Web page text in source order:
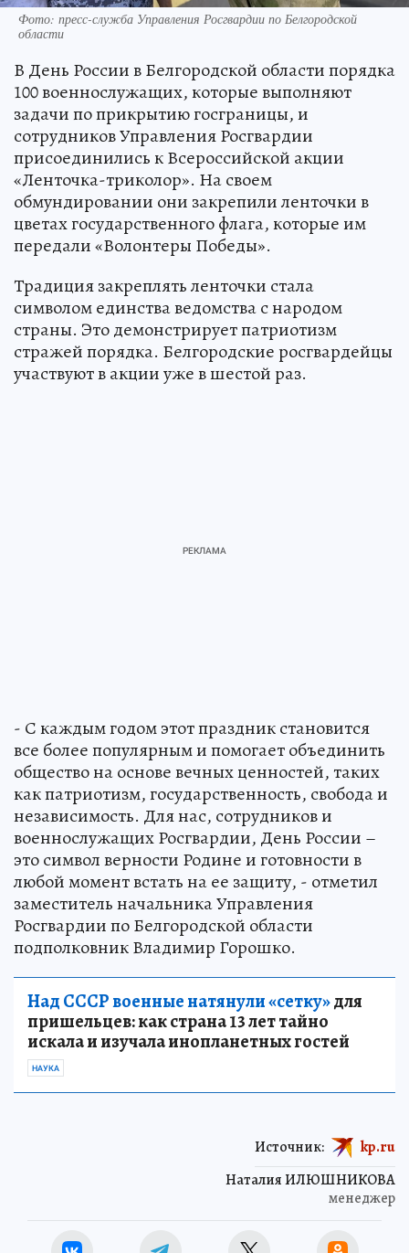
Фото: пресс-служба Управления Росгвардии по Белгородской
области
В День России в Белгородской области порядка
100 военнослужащих, которые выполняют
задачи по прикрытию госграницы, и
сотрудников Управления Росгвардии
присоединились к Всероссийской акции
«Ленточка-триколор». На своем
обмундировании они закрепили ленточки в
цветах государственного флага, которые им
передали «Волонтеры Победы».
Традиция закреплять ленточки стала
символом единства ведомства с народом
страны. Это демонстрирует патриотизм
стражей порядка. Белгородские росгвардейцы
участвуют в акции уже в шестой раз.
- С каждым годом этот праздник становится
все более популярным и помогает объединить
общество на основе вечных ценностей, таких
как патриотизм, государственность, свобода и
независимость. Для нас, сотрудников и
военнослужащих Росгвардии, День России –
это символ верности Родине и готовности в
любой момент встать на ее защиту, - отметил
заместитель начальника Управления
Росгвардии по Белгородской области
подполковник Владимир Горошко.
Над СССР военные натянули «сетку»для
пришельцев: как страна 13 лет тайно
искала и изучала инопланетных гостей
НАУКА
Наталия ИЛЮШНИКОВА
менеджер
Источник: kp.ru